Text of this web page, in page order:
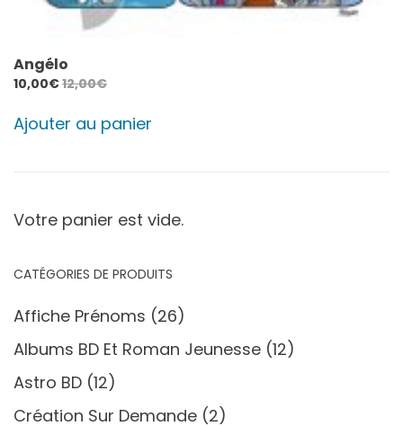
Angélo
10,00€12,00€
Ajouter au panier
Votre panier est vide.
CATÉGORIES DE PRODUITS
Affiche Prénoms (26)
Albums BD Et Roman Jeunesse (12)
Astro BD (12)
Création Sur Demande (2)